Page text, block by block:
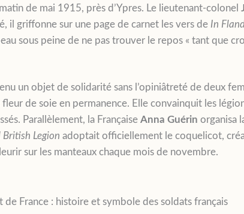
de mai 1915, près d’Ypres. Le lieutenant-colonel
il griffonne sur une page de carnet les vers de In
sous peine de ne pas trouver le repos « tant que
un objet de solidarité sans l’opiniâtreté de deux
de soie en permanence. Elle convainquit les
Parallèlement, la Française Anna Guérin organisa
British Legion adoptait officiellement le coquelicot,
sur les manteaux chaque mois de novembre.
de France : histoire et symbole des soldats français